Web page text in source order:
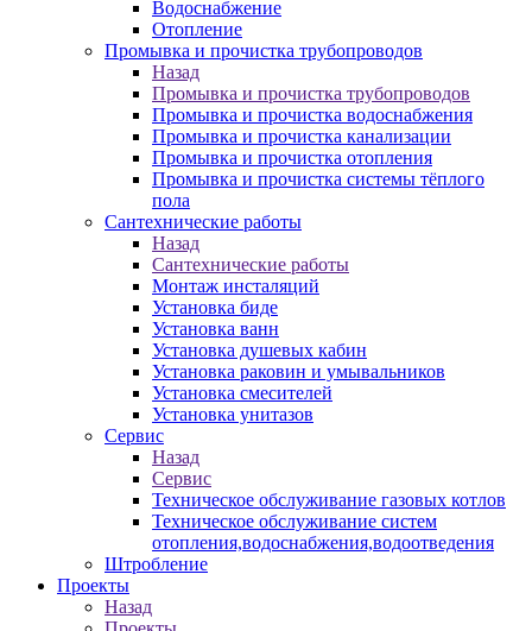
Водоснабжение
Отопление
Промывка и прочистка трубопроводов
Назад
Промывка и прочистка трубопроводов
Промывка и прочистка водоснабжения
Промывка и прочистка канализации
Промывка и прочистка отопления
Промывка и прочистка системы тёплого
пола
Сантехнические работы
Назад
Сантехнические работы
Монтаж инсталяций
Установка биде
Установка ванн
Установка душевых кабин
Установка раковин и умывальников
Установка смесителей
Установка унитазов
Сервис
Назад
Сервис
Техническое обслуживание газовых котлов
Техническое обслуживание систем
отопления,водоснабжения,водоотведения
Штробление
Проекты
Назад